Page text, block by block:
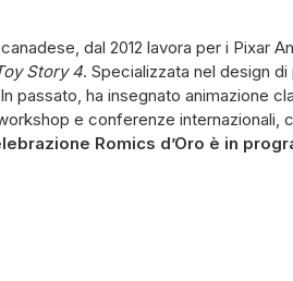
dal 2012 lavora per i Pixar
Story 4. Specializzata nel design
passato, ha insegnato animazione
e conferenze internazionali,
Romics d’Oro è in